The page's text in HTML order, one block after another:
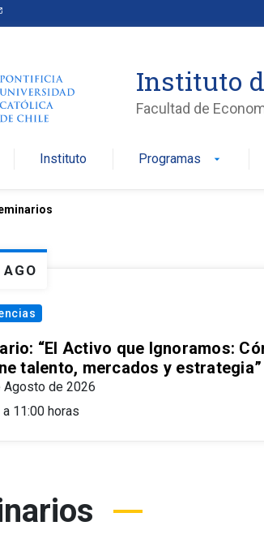
Instituto
Facultad de
Instituto Programas arrow_drop_down
AGO
“El Activo que Ignoramos:
talento, mercados y estrategia”
Agosto de 2026
11:00 horas